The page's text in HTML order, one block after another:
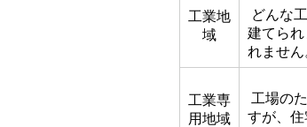
工業地
域
どんな
建てら
れません
工業専
用地域
工場の
すが、